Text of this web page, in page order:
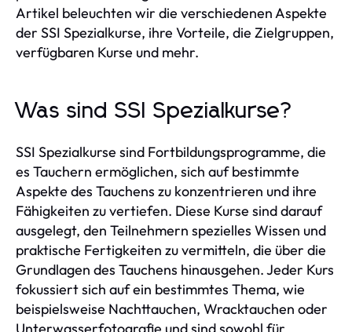
Artikel beleuchten wir die verschiedenen Aspekte
der SSI Spezialkurse, ihre Vorteile, die Zielgruppen,
verfügbaren Kurse und mehr.
Was sind SSI Spezialkurse?
SSI Spezialkurse sind Fortbildungsprogramme, die
es Tauchern ermöglichen, sich auf bestimmte
Aspekte des Tauchens zu konzentrieren und ihre
Fähigkeiten zu vertiefen. Diese Kurse sind darauf
ausgelegt, den Teilnehmern spezielles Wissen und
praktische Fertigkeiten zu vermitteln, die über die
Grundlagen des Tauchens hinausgehen. Jeder Kurs
fokussiert sich auf ein bestimmtes Thema, wie
beispielsweise Nachttauchen, Wracktauchen oder
Unterwasserfotografie und sind sowohl für